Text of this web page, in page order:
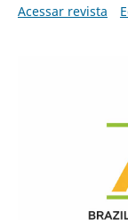
Acessar revista